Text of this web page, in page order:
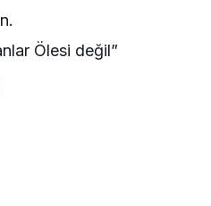
Ölesi değil”